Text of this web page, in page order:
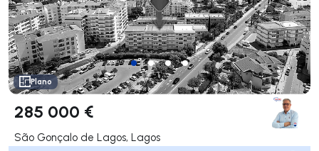
Plano
285 000 €
São Gonçalo de Lagos, Lagos